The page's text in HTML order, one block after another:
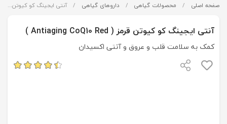
صفحه اصلی / محصولات گیاهی / داروهای گیاهی / آنتی ایجینگ کو کیوتن قرمز ( Antiaging CoQ10 Red )
آنتی ایجینگ کو کیوتن قرمز ( Antiaging CoQ10 Red )
کمک به سلامت قلب و عروق و آنتی اکسیدان